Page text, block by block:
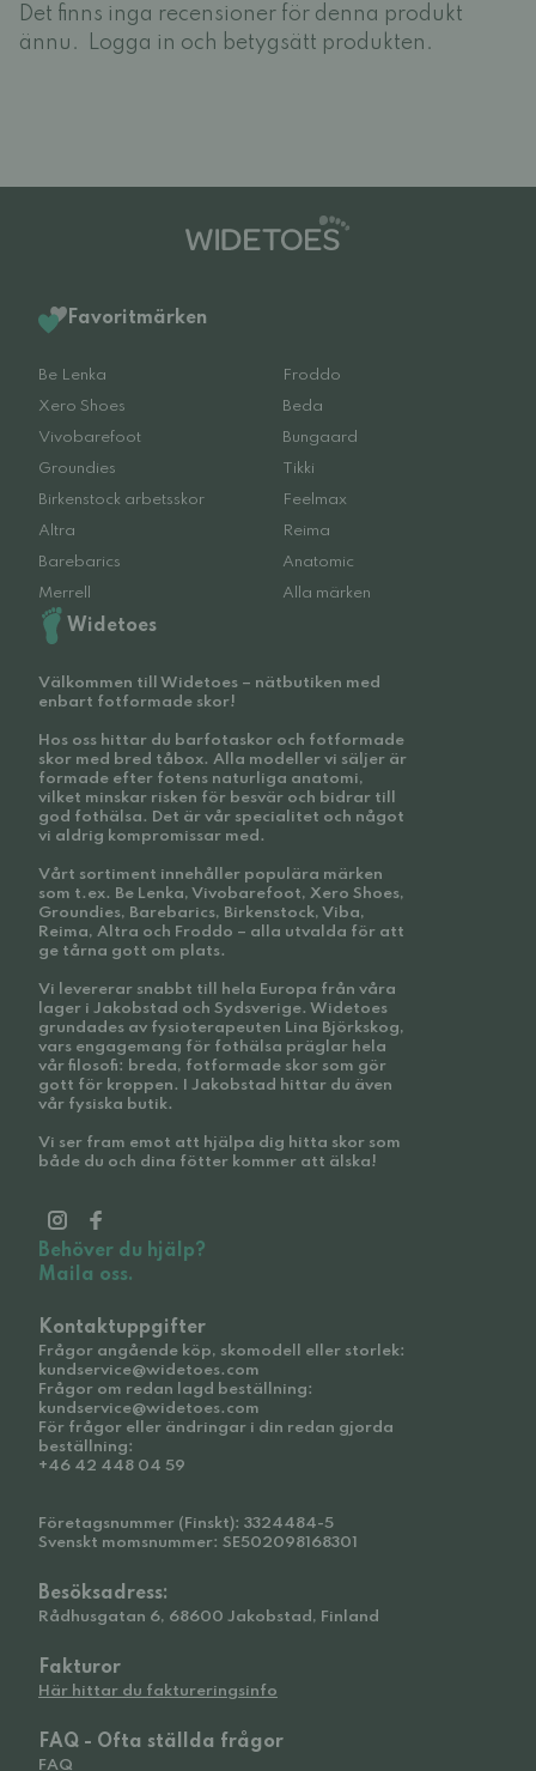
Det finns inga recensioner för denna produkt
ännu.
Logga in och betygsätt produkten.
Favoritmärken
Be Lenka
Froddo
Xero Shoes
Beda
Vivobarefoot
Bungaard
Groundies
Tikki
Birkenstock arbetsskor
Feelmax
Altra
Reima
Barebarics
Anatomic
Merrell
Alla märken
Widetoes
Välkommen till Widetoes – nätbutiken med
enbart fotformade skor!
Hos oss hittar du barfotaskor och fotformade
skor med bred tåbox. Alla modeller vi säljer är
formade efter fotens naturliga anatomi,
vilket minskar risken för besvär och bidrar till
god fothälsa. Det är vår specialitet och något
vi aldrig kompromissar med.
Vårt sortiment innehåller populära märken
som t.ex. Be Lenka, Vivobarefoot, Xero Shoes,
Groundies, Barebarics, Birkenstock, Viba,
Reima, Altra och Froddo – alla utvalda för att
ge tårna gott om plats.
Vi levererar snabbt till hela Europa från våra
lager i Jakobstad och Sydsverige. Widetoes
grundades av fysioterapeuten Lina Björkskog,
vars engagemang för fothälsa präglar hela
vår filosofi: breda, fotformade skor som gör
gott för kroppen. I Jakobstad hittar du även
vår fysiska butik.
Vi ser fram emot att hjälpa dig hitta skor som
både du och dina fötter kommer att älska!
Behöver du hjälp?
Maila oss.
Kontaktuppgifter
Frågor angående köp, skomodell eller storlek:
kundservice@widetoes.com
Frågor om redan lagd beställning:
kundservice@widetoes.com
För frågor eller ändringar i din redan gjorda
beställning:
+46 42 448 04 59
Företagsnummer (Finskt): 3324484-5
Svenskt momsnummer: SE502098168301
Besöksadress:
Rådhusgatan 6, 68600 Jakobstad, Finland
Fakturor
Här hittar du faktureringsinfo
FAQ - Ofta ställda frågor
FAQ